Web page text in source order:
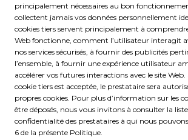
principalement nécessaires au bon
collectent jamais vos données personnellement
cookies tiers servent principalement à
Web fonctionne, comment l’utilisateur interagit
nos services sécurisés, à fournir des publicités
l’ensemble, à fournir une expérience utilisateur
accélérer vos futures interactions avec le site Web.
cookie tiers est acceptée, le prestataire sera
propres cookies. Pour plus d’information sur les
être déposés, nous vous invitons à consulter la
confidentialité des prestataires à qui nous
6 de la présente Politique.